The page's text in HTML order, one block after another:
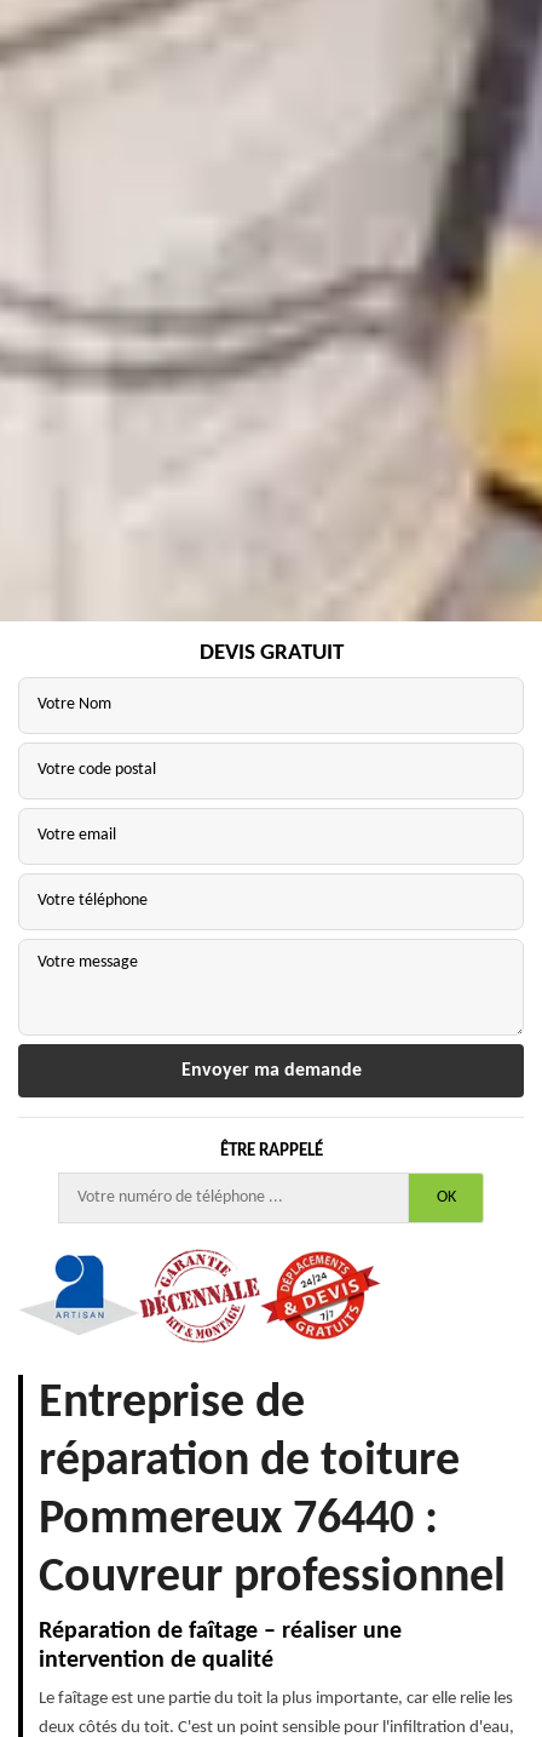
DEVIS GRATUIT
ÊTRE RAPPELÉ
Entreprise de
réparation de toiture
Pommereux 76440 :
Couvreur professionnel
Réparation de faîtage – réaliser une
intervention de qualité
Le faîtage est une partie du toit la plus importante, car elle relie les
deux côtés du toit. C'est un point sensible pour l'infiltration d'eau,